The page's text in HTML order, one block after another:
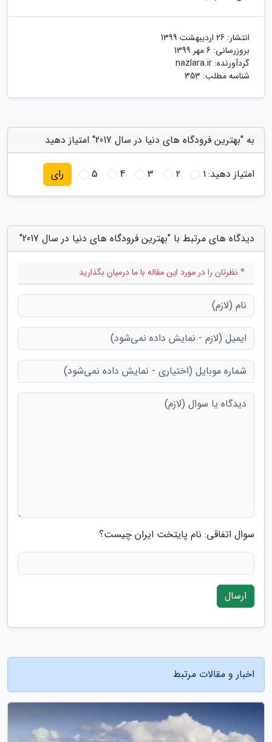
انتشار: 26 اردیبهشت 1399
بروزرسانی: 6 مهر 1399
گردآورنده: nazlara.ir
شناسه مطلب: 353
به "بهترین فرودگاه های دنیا در سال 2017" امتیاز دهید
امتیاز دهید:1
2
3
4
5 رای
دیدگاه های مرتبط با "بهترین فرودگاه های دنیا در سال 2017"
* نظرتان را در مورد این مقاله با ما درمیان بگذارید
سوال اتفاقی: نام پایتخت ایران چیست؟
ارسال
اخبار و مقالات مرتبط